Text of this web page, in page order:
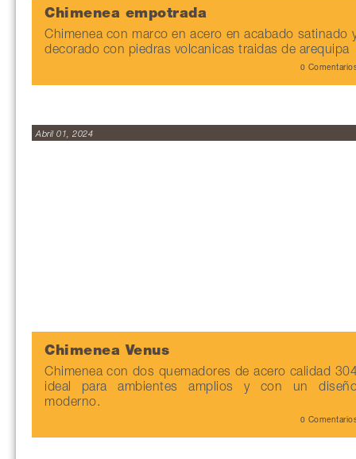
Chimenea empotrada
Chimenea con marco en acero en acabado satinado
decorado con piedras volcanicas traidas de arequipa
0
Abril 01, 2024
Chimenea Venus
Chimenea con dos quemadores de acero calidad
ideal para ambientes amplios y con un
moderno.
0